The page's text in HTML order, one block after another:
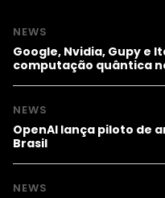
NEWS
Google, Nvidia, Gupy e
computação quântica
NEWS
OpenAI lança piloto de
Brasil
NEWS